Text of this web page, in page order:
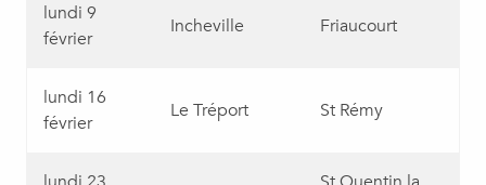
lundi 9
février
Incheville Friaucourt
lundi 16
février
Le Tréport St Rémy